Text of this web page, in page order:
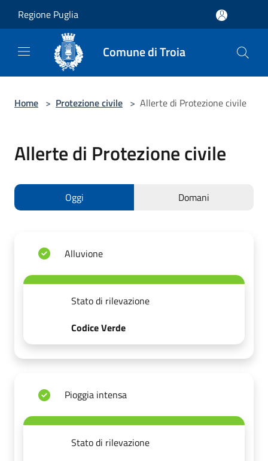
Regione Puglia
Comune di Troia
Home > Protezione civile > Allerte di Protezione civile
Allerte di Protezione civile
Oggi Domani
Alluvione
Stato di rilevazione
Codice Verde
Pioggia intensa
Stato di rilevazione